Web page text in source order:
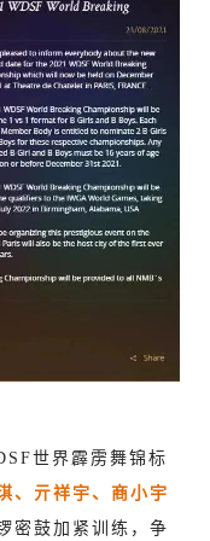
世界霹雳舞锦标
、亓祥宇、商小宇
密鼓加紧训练，争